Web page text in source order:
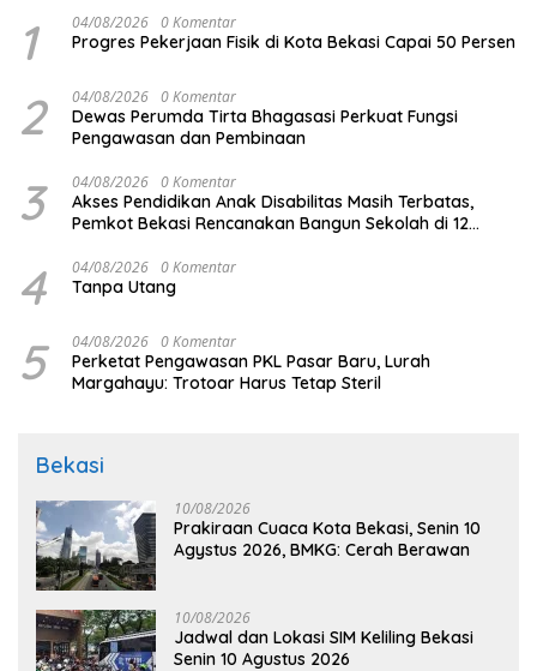
1 04/08/2026 0 Komentar
Progres Pekerjaan Fisik di Kota Bekasi Capai 50 Persen
2 04/08/2026 0 Komentar
Dewas Perumda Tirta Bhagasasi Perkuat Fungsi
Pengawasan dan Pembinaan
3 04/08/2026 0 Komentar
Akses Pendidikan Anak Disabilitas Masih Terbatas,
Pemkot Bekasi Rencanakan Bangun Sekolah di 12
4 04/08/2026 0 Komentar
Tanpa Utang
5 04/08/2026 0 Komentar
Perketat Pengawasan PKL Pasar Baru, Lurah
Margahayu: Trotoar Harus Tetap Steril
Bekasi
10/08/2026
Prakiraan Cuaca Kota Bekasi, Senin 10
Agystus 2026, BMKG: Cerah Berawan
10/08/2026
Jadwal dan Lokasi SIM Keliling Bekasi
Senin 10 Agustus 2026